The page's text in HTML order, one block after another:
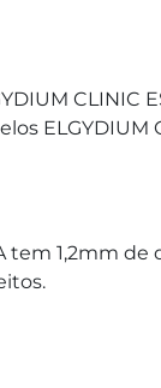
CLINIC
ELGYDIUM
tem 1,2mm